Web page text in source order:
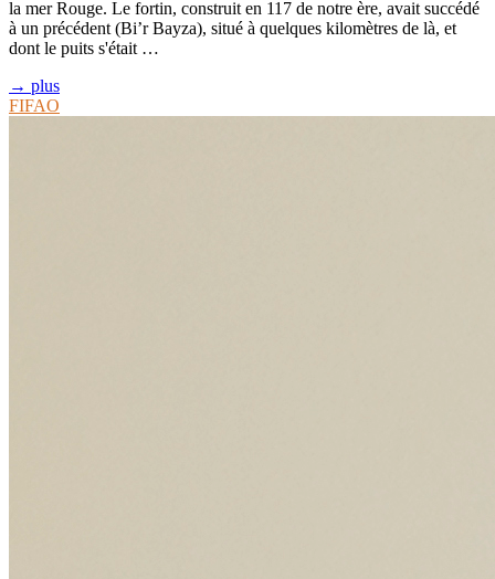
la mer Rouge. Le fortin, construit en 117 de notre ère, avait succédé
à un précédent (Bi’r Bayza), situé à quelques kilomètres de là, et
dont le puits s'était …
→ plus
FIFAO